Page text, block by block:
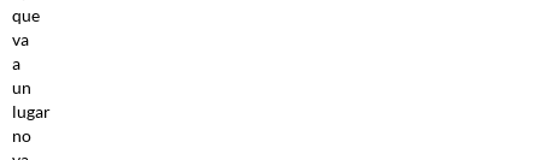
que
va
a
un
lugar
no